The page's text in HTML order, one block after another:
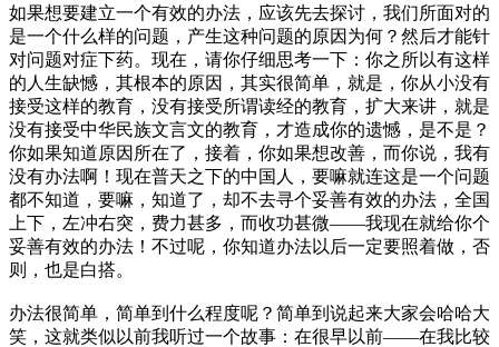
如果想要建立一个有效的办法，应该先去探讨，我们所面对的
是一个什么样的问题，产生这种问题的原因为何？然后才能针
对问题对症下药。现在，请你仔细思考一下：你之所以有这样
的人生缺憾，其根本的原因，其实很简单，就是，你从小没有
接受这样的教育，没有接受所谓读经的教育，扩大来讲，就是
没有接受中华民族文言文的教育，才造成你的遗憾，是不是？
你如果知道原因所在了，接着，你如果想改善，而你说，我有
没有办法啊！现在普天之下的中国人，要嘛就连这是一个问题
都不知道，要嘛，知道了，却不去寻个妥善有效的办法，全国
上下，左冲右突，费力甚多，而收功甚微——我现在就给你个
妥善有效的办法！不过呢，你知道办法以后一定要照着做，否
则，也是白搭。
办法很简单，简单到什么程度呢？简单到说起来大家会哈哈大
笑，这就类似以前我听过一个故事：在很早以前——在我比较